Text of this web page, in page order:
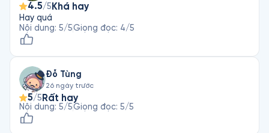
4.5/5 Khá hay
Hay quá
Nội dung: 5/5Giọng đọc: 4/5
Đỗ Tùng
26 ngày trước
5/5 Rất hay
Nội dung: 5/5Giọng đọc: 5/5